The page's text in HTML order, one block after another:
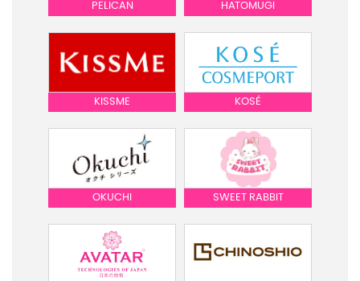
PELICAN HATOMUGI
KISSME KOSÉ
OKUCHI SWEET RABBIT